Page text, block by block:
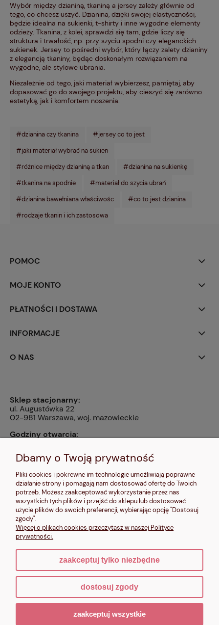
Wybór między dzianiną, tkaniną a jersey zależy głównie od
tego, co chcesz uszyć. Dzianina, dzięki swojej elastyczności,
będzie idealna na sukienki, t-shirty i inne wygodne elementy
odzieży. Tkanina, z kolei, sprawdzi się tam, gdzie liczy się
struktura i trwałość, np. przy szyciu spodni czy eleganckich
sukienek. Jersey to pośredni wybór, który łączy zalety dzianiny
z elegancją tkaniny, będąc doskonałym rozwiązaniem na
wygodne, ale stylowe ubrania.
Niezależnie od tego, jaki materiał wybierzesz, pamiętaj, aby
dopasować go do swojego projektu, aby cieszyć się zarówno
estetyką, jak i komfortem noszenia.
#dzianina czy tkanina
#jersey co to jest
#jaki materiał wybrać na sukien
#różnice między dzianiną a tkan
#dzianina na sukienkę
#tkanina na spodnie
#materiał do szycia ubrań
#dzianina bawełniana właściwośc
#co to jest dzianina
#rodzaje tkanin i ich zastosowa
POMOC
MOJE KONTO
PŁATNOŚCI I DOSTAWA
INFORMACJE
O NAS
Sklep stacjonarny:
ul. Augustówka 22
02-981 Warszawa, woj. mazowieckie
Godziny otwarcia:
13:00, nd: nieczynne
604 680 566,
kontakt@makalele.pl;makalele@poczta.fm
Adres rejestrowy:
ul. Bartycka 63A/32
00-716 Warszawa
NIP: 6621635689
Sklep internetowy Shoper.pl
Dbamy o Twoją prywatność
Pliki cookies i pokrewne im technologie umożliwiają poprawne
działanie strony i pomagają nam dostosować ofertę do Twoich
potrzeb. Możesz zaakceptować wykorzystanie przez nas
wszystkich tych plików i przejść do sklepu lub dostosować
użycie plików do swoich preferencji, wybierając opcję "Dostosuj
zgody".
Więcej o plikach cookies przeczytasz w naszej Polityce
prywatności.
zaakceptuj tylko niezbędne
dostosuj zgody
zaakceptuj wszystkie